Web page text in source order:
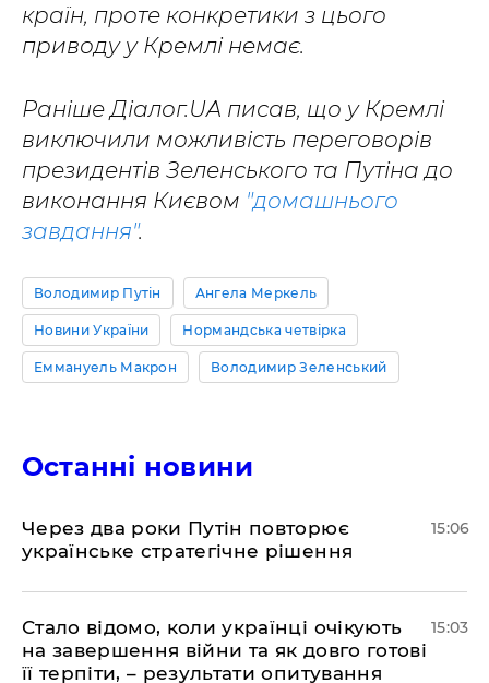
країн, проте конкретики з цього
приводу у Кремлі немає.
Раніше Діалог.UA писав, що у Кремлі
виключили можливість переговорів
президентів Зеленського та Путіна до
виконання Києвом "домашнього
завдання".
Володимир Путін Ангела Меркель
Новини України Нормандська четвірка
Еммануель Макрон Володимир Зеленський
Останні новини
Через два роки Путін повторює
українське стратегічне рішення
15:06
Стало відомо, коли українці очікують
на завершення війни та як довго готові
її терпіти, – результати опитування
15:03